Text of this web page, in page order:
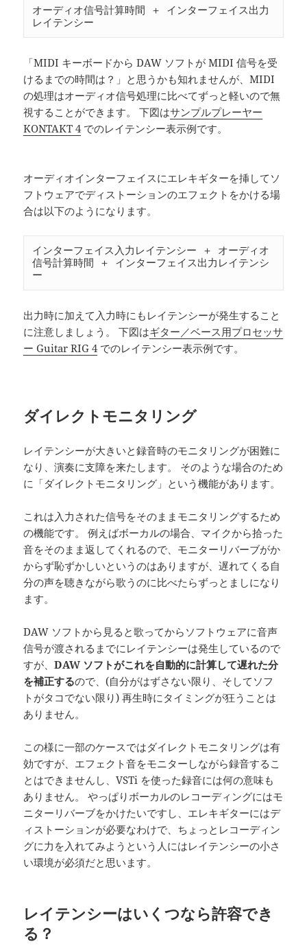
オーディオ信号計算時間 ＋ インターフェイス出力
「MIDI キーボードから DAW ソフトが MIDI 信号を受
けるまでの時間は？」と思うかも知れませんが、MIDI
の処理はオーディオ信号処理に比べてずっと軽いので無
視することができます。 下図はサンプルプレーヤー
KONTAKT 4でのレイテンシー表示例です。
オーディオインターフェイスにエレキギターを挿してソ
フトウェアでディストーションのエフェクトをかける場
合は以下のようになります。
インターフェイス入力レイテンシー ＋ オーディオ
信号計算時間 ＋ インターフェイス出力レイテンシ
出力時に加えて入力時にもレイテンシーが発生すること
に注意しましょう。 下図はギター／ベース用プロセッサ
ー Guitar RIG 4でのレイテンシー表示例です。
ダイレクトモニタリング
レイテンシーが大きいと録音時のモニタリングが困難に
なり、演奏に支障を来たします。 そのような場合のため
に「ダイレクトモニタリング」という機能があります。
これは入力された信号をそのままモニタリングするため
の機能です。 例えばボーカルの場合、マイクから拾った
音をそのまま返してくれるので、モニターリバーブがか
からず恥ずかしいというのはありますが、遅れてくる自
分の声を聴きながら歌うのに比べたらずっとましになり
ます。
DAW ソフトから見ると歌ってからソフトウェアに音声
信号が渡されるまでにレイテンシーは発生しているので
すが、DAW ソフトがこれを自動的に計算して遅れた分
を補正するので、(自分がはずさない限り、そしてソフ
トがタコでない限り) 再生時にタイミングが狂うことは
ありません。
この様に一部のケースではダイレクトモニタリングは有
効ですが、エフェクト音をモニターしながら録音するこ
とはできませんし、VSTi を使った録音には何の意味も
ありません。 やっぱりボーカルのレコーディングにはモ
ニターリバーブをかけたいですし、エレキギターにはデ
ィストーションが必要なわけで、ちょっとレコーディン
グに力を入れてみようという人にはレイテンシーの小さ
い環境が必須だと思います。
レイテンシーはいくつなら許容でき
る？